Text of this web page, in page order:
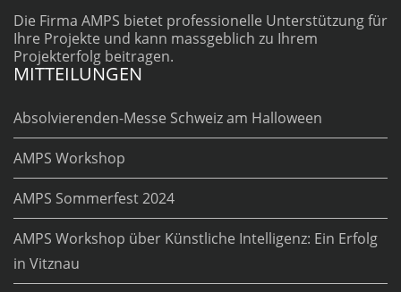
Die Firma AMPS bietet professionelle Unterstützung für
Ihre Projekte und kann massgeblich zu Ihrem
Projekterfolg beitragen.
MITTEILUNGEN
Absolvierenden-Messe Schweiz am Halloween
AMPS Workshop
AMPS Sommerfest 2024
AMPS Workshop über Künstliche Intelligenz: Ein Erfolg
in Vitznau